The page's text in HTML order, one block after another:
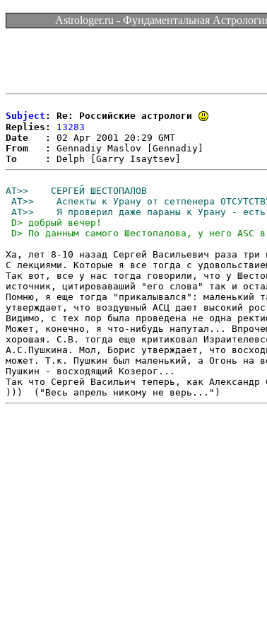
Astrologer.ru - Фундаментальная
Subject : Re: Российские астрологи
Replies:
13283
Date   :
From   :
To     :
Ха, лет 8-10 назад Сергей Васильевич раза три
С лекциями. Которые я все тогда с
Так вот, все у нас тогда говорили, что у
источник, цитироваваший "его слова" так и
Помню, я еще тогда "прикалывался": маленький
утверждает, что воздушный АСЦ дает высокий
Видимо, с тех пор была проведена не одна
Может, конечно, я что-нибудь напутал...
хорошая. С.В. тогда еще критиковал
А.С.Пушкина. Мол, Борис утверждает, что
может. Т.к. Пушкин был маленький, а Огонь на
Пушкин - восходящий Козерог...
Так что Сергей Васильич теперь, как